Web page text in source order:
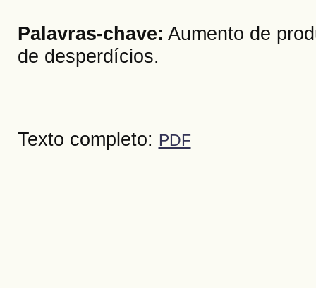
Palavras-chave: Aumento de
de desperdícios.
Texto completo: PDF